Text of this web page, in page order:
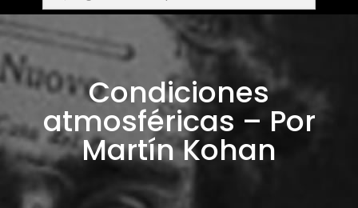
Condiciones
atmosféricas – Por
Martín Kohan